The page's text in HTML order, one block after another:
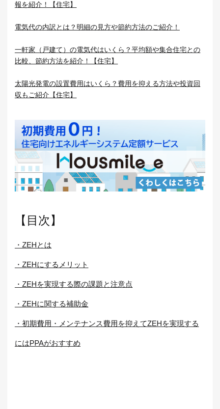
報を紹介！【住宅】
電気代の内訳とは？明細の見方や節約方法のご紹介！
一軒家（戸建て）の電気代はいくら？平均額や集合住宅との
比較、節約方法を紹介！【住宅】
太陽光発電の設置費用はいくら？費用を抑える方法や投資回
収もご紹介【住宅】
【目次】
・ZEHとは
・ZEHにするメリット
・ZEHを実現する際の課題と注意点
・ZEHに関する補助金
・初期費用・メンテナンス費用を抑えてZEHを実現する
にはPPAがおすすめ